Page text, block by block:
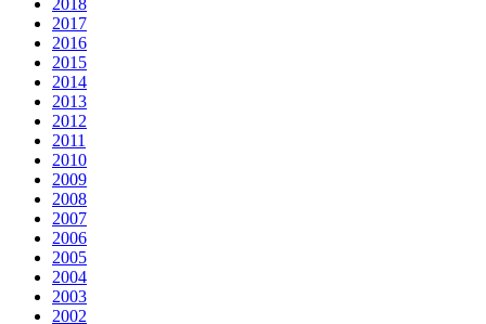
2017
2016
2015
2014
2013
2012
2011
2010
2009
2008
2007
2006
2005
2004
2003
2002